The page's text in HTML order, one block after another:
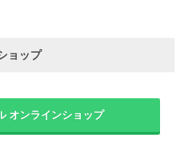
ョップ
オンラインショップ